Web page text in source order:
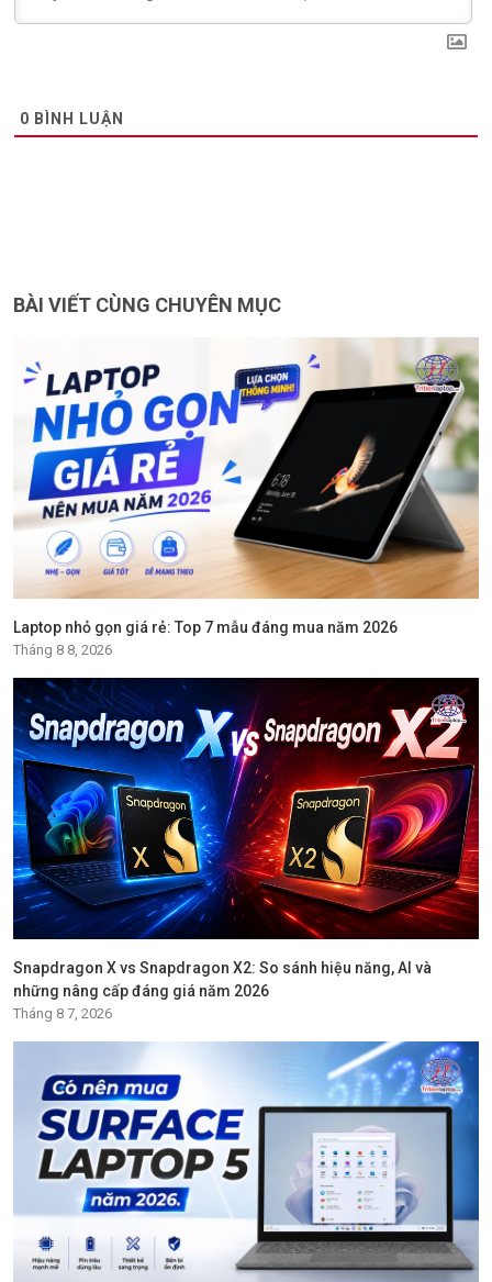
0 BÌNH LUẬN
BÀI VIẾT CÙNG CHUYÊN MỤC
Laptop nhỏ gọn giá rẻ: Top 7 mẫu đáng mua năm 2026
Tháng 8 8, 2026
Snapdragon X vs Snapdragon X2: So sánh hiệu năng, AI và
những nâng cấp đáng giá năm 2026
Tháng 8 7, 2026